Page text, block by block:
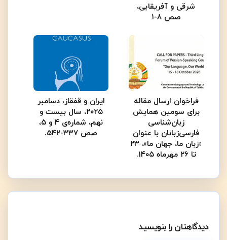
شرقی و آفریقایی،
صص ۸-۱
فراخوان ارسال مقاله
برای سومین همایش
زبان‌شناسی
فارسی‌زبانان با عنوان
«زبان ما، جهان ما»، ۲۳
تا ۲۶ مهرماه ۱۴۰۵.
ایران و قفقاز، دسامبر
۲۰۲۵، سال بیست و
نهم، شماره‌ی ۴ و ۵،
صص ۳۳۷-۵۴۲.
دیدگاهتان را بنویسید